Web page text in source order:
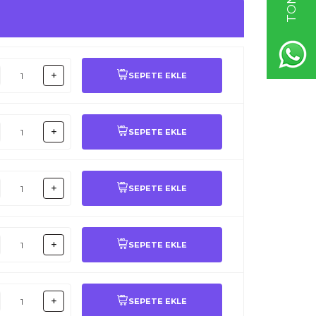
SEPETE EKLE
SEPETE EKLE
SEPETE EKLE
SEPETE EKLE
SEPETE EKLE